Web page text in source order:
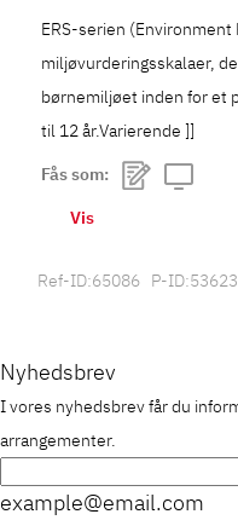
ERS-serien (Environment
miljøvurderingsskalaer,
børnemiljøet inden for et
til 12 år.Varierende ]]
Fås som:
Vis
Ref-ID:65086 P-ID:53623
Nyhedsbrev
I vores nyhedsbrev får du
arrangementer.
example@email.com